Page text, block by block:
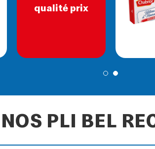
qualité prix
NOS PLI BEL